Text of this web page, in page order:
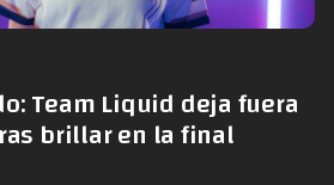
Team Liquid deja fuera
brillar en la final